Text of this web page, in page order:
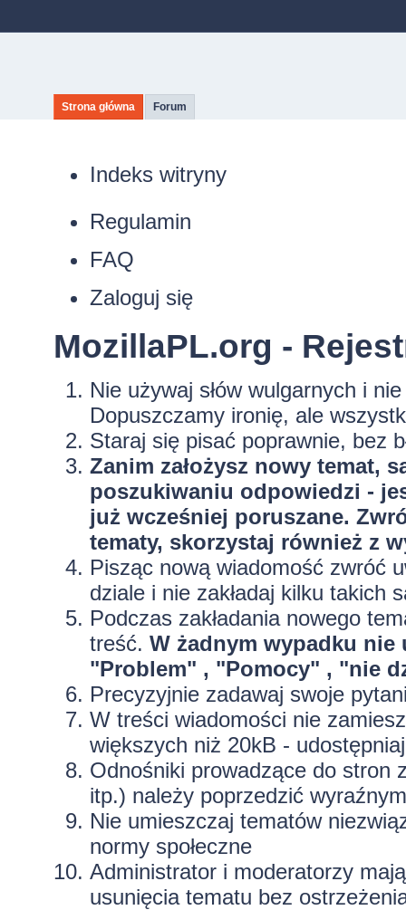
Strona główna Forum
Indeks witryny
Regulamin
FAQ
Zaloguj się
MozillaPL.org -
Nie używaj słów wulgarnych i
Dopuszczamy ironię, ale
Staraj się pisać poprawnie, bez
Zanim założysz nowy temat,
poszukiwaniu odpowiedzi -
już wcześniej poruszane.
tematy, skorzystaj również z
Pisząc nową wiadomość zwróć
dziale i nie zakładaj kilku takich
Podczas zakładania nowego
treść. W żadnym wypadku
"Problem" , "Pomocy" , "nie
Precyzyjniezadawaj swoje
W treści wiadomości nie
większych niż 20kB -
Odnośniki prowadzące do stron
itp.) należy poprzedzić
Nie umieszczaj tematów
normy społeczne
Administrator i moderatorzy
usunięcia tematu bez